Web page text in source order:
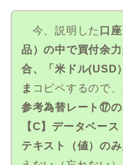
今、説明した 口
品）の中で買付余
合、「米ドル(USD
ま コピペするので、
参考為替レート⑰
【C】データベー
テキスト（値）の